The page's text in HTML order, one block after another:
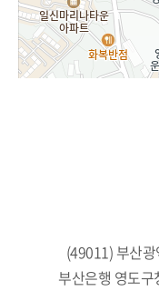
(49011) 부산
부산은행 영도